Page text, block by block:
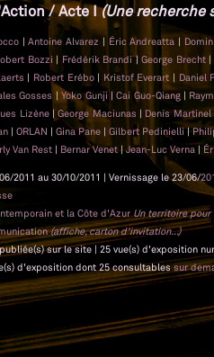
/ Acte I(Une recherche
|Antoine Alvarez | Éric Andreatta |
Bozzi | Frédérik Brandi|George Brecht |
| Robert Erébo | Kristof Everart | Daniel
Gosses |Yoko Gunji |Cai Guo-Qiang |
Lizène |George Maciunas | Denis Martinel
| ORLAN | Gina Pane | Gilbert Pedinielli|
Van Rest | Bernar Venet|Jean-Luc Verna |
2011 au 30/10/2011 | Vernissage le 23/06/
et la Côte d'AzurUn territoire pour
(affiche, carton d'invitation...)
sur le site | 25 vue(s) d'exposition
d'exposition dont 25 consultablessur